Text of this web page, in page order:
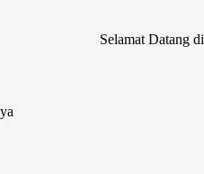
Selamat Datang di Website